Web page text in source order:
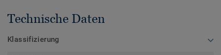
Technische Daten
Klassifizierung